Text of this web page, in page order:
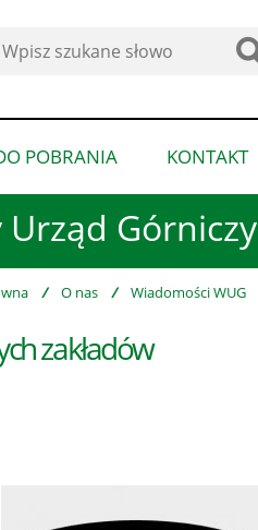
Urząd Górniczy
Wyszukaj
POBRANIA
pokaż
podmenu
dla
pobrania”
KONTAKT
/ O nas / Wiadomości WUG
zakładów